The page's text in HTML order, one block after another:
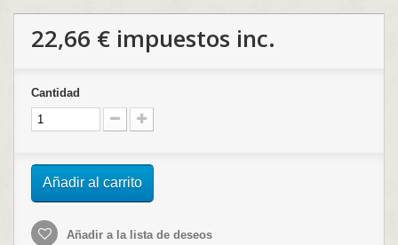
22,66 € impuestos inc.
Cantidad
Añadir al carrito
Añadir a la lista de deseos